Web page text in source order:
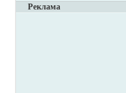
Реклама